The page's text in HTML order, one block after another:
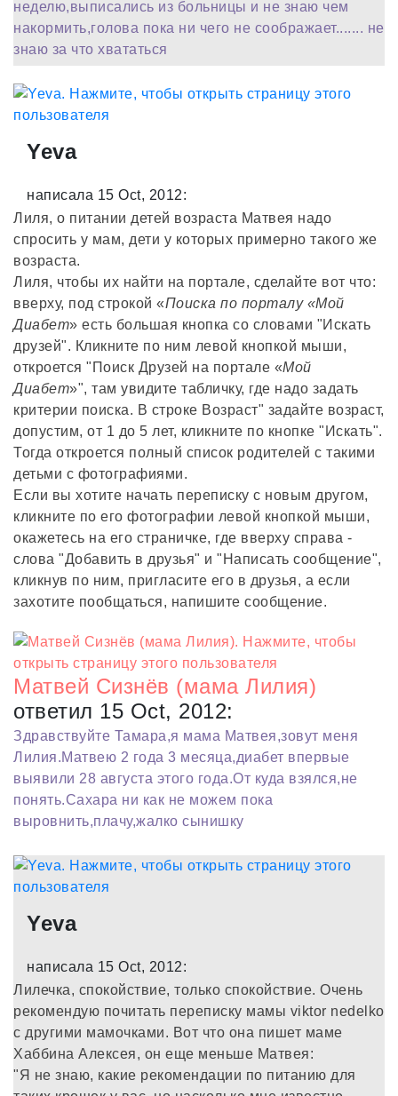
неделю,выписались из больницы и не знаю чем
накормить,голова пока ни чего не соображает....... не
знаю за что хвататься
Yeva
написала 15 Oct, 2012:
Лиля, о питании детей возраста Матвея надо
спросить у мам, дети у которых примерно такого же
возраста.
Лиля, чтобы их найти на портале, сделайте вот что:
вверху, под строкой «Поиска по порталу «Мой
Диабет» есть большая кнопка со словами "Искать
друзей". Кликните по ним левой кнопкой мыши,
откроется "Поиск Друзей на портале «Мой
Диабет»", там увидите табличку, где надо задать
критерии поиска. В строке Возраст" задайте возраст,
допустим, от 1 до 5 лет, кликните по кнопке "Искать".
Тогда откроется полный список родителей с такими
детьми с фотографиями.
Если вы хотите начать переписку с новым другом,
кликните по его фотографии левой кнопкой мыши,
окажетесь на его страничке, где вверху справа -
слова "Добавить в друзья" и "Написать сообщение",
кликнув по ним, пригласите его в друзья, а если
захотите пообщаться, напишите сообщение.
Матвей Сизнёв (мама Лилия)
ответил 15 Oct, 2012:
Здравствуйте Тамара,я мама Матвея,зовут меня
Лилия.Матвею 2 года 3 месяца,диабет впервые
выявили 28 августа этого года.От куда взялся,не
понять.Сахара ни как не можем пока
выровнить,плачу,жалко сынишку
Yeva
написала 15 Oct, 2012:
Лилечка, спокойствие, только спокойствие. Очень
рекомендую почитать переписку мамы viktor nedelko
с другими мамочками. Вот что она пишет маме
Хаббина Алексея, он еще меньше Матвея:
"Я не знаю, какие рекомендации по питанию для